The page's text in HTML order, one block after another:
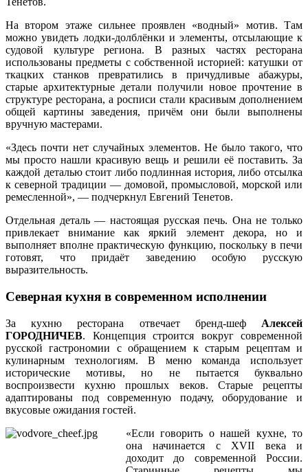
На втором этаже сильнее проявлен «водный» мотив. Там
можно увидеть лодки-долблёнки и элементы, отсылающие к
судовой культуре региона. В разных частях ресторана
использованы предметы с собственной историей: катушки от
ткацких станков превратились в причудливые абажуры,
старые архитектурные детали получили новое прочтение в
структуре ресторана, а росписи стали красивым дополнением
общей картины заведения, причём они были выполнены
вручную мастерами.
«Здесь почти нет случайных элементов. Не было такого, что
мы просто нашли красивую вещь и решили её поставить. За
каждой деталью стоит либо подлинная история, либо отсылка
к северной традиции — домовой, промысловой, морской или
ремесленной», — подчеркнул Евгений Тенетов.
Отдельная деталь — настоящая русская печь. Она не только
привлекает внимание как яркий элемент декора, но и
выполняет вполне практическую функцию, поскольку в печи
готовят, что придаёт заведению особую русскую
выразительность.
Северная кухня в современном исполнении
За кухню ресторана отвечает бренд-шеф Алексей
ГОРОДНИЧЕВ. Концепция строится вокруг современной
русской гастрономии с обращением к старым рецептам и
кулинарным технологиям. В меню команда использует
исторические мотивы, но не пытается буквально
воспроизвести кухню прошлых веков. Старые рецепты
адаптированы под современную подачу, оборудование и
вкусовые ожидания гостей.
«Если говорить о нашей кухне, то
она начинается с XVII века и
доходит до современной России.